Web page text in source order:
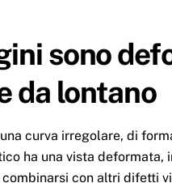
sono
da lontano
curva irregolare, di
ha una vista deformata,
combinarsi con altri difetti